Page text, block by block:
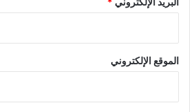
الموقع الإلكتروني